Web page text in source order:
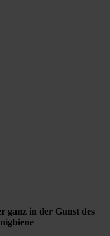
ganz in der Gunst des